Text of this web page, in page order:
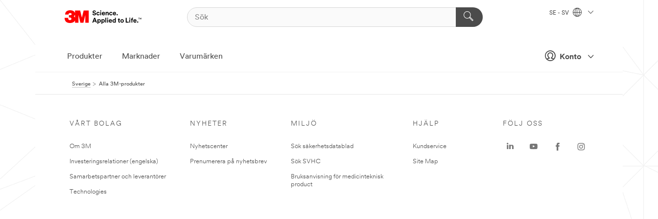
Konto
SE - SV
Produkter Marknader Varumärken
Sverige Alla 3M-produkter
VÅRT BOLAG
Om 3M
Investeringsrelationer (engelska)
Samarbetspartner och leverantörer
Technologies
NYHETER
Nyhetscenter
Prenumerera på nyhetsbrev
MILJÖ
Sök säkerhetsdatablad
Sök SVHC
Bruksanvisning för medicinteknisk
product
HJÄLP
Kundservice
Site Map
FÖLJ OSS